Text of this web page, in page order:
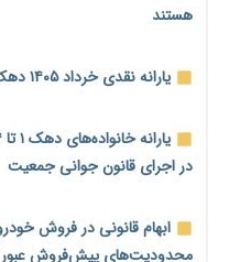
اجتماعی؟
کنترل ترازنامه بانک‌ها؛
جنگ با تورم از بانک‌ها و
عینک گران‌تر شد؛ ارز و
هستند
یارانه نقدی خرداد ۱۴۰۵ دهک‌های چهارم تا نهم واریز شد
در اجرای قانون جوانی جمعیت
ابهام قانونی در فروش
محدودیت‌های پیش‌فروش عبور